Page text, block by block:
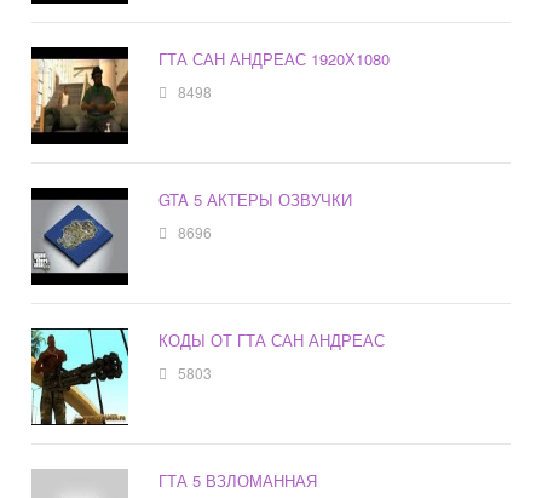
ГТА САН АНДРЕАС 1920Х1080
8498
GTA 5 АКТЕРЫ ОЗВУЧКИ
8696
КОДЫ ОТ ГТА САН АНДРЕАС
5803
ГТА 5 ВЗЛОМАННАЯ